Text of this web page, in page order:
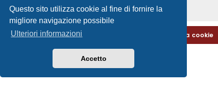
Questo sito utilizza cookie al fine di fornire la
migliore navigazione possibile
Ulteriori informazioni
Accetto
Home Indice Cancella cookie